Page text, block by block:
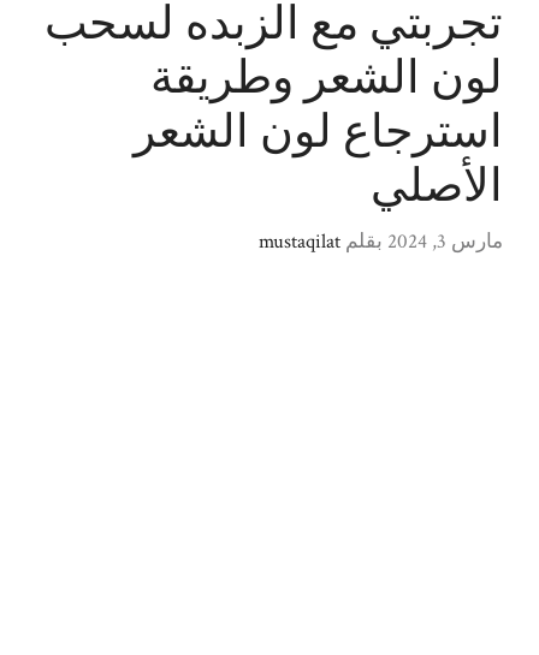
تجربتي مع الزبده لسحب
لون الشعر وطريقة
استرجاع لون الشعر
الأصلي
مارس 3, 2024 بقلم mustaqilat